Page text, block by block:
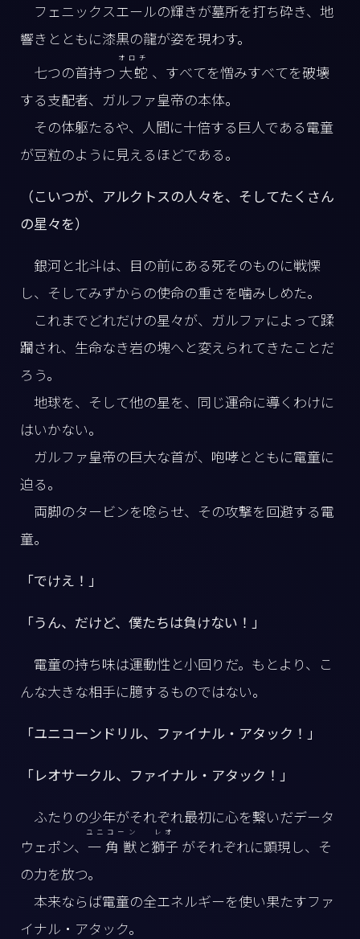
フェニックスエールの輝きが墓所を打ち砕き、地
響きとともに漆黒の龍が姿を現わす。
七つの首持つ 大蛇
オロチ
する支配者、ガルファ皇帝の本体。
その体躯たるや、人間に十倍する巨人である電童
が豆粒のように見えるほどである。
（こいつが、アルクトスの人々を、そしてたくさん
の星々を）
銀河と北斗は、目の前にある死そのものに戦慄
し、そしてみずからの使命の重さを噛みしめた。
これまでどれだけの星々が、ガルファによって蹂
躙され、生命なき岩の塊へと変えられてきたことだ
ろう。
地球を、そして他の星を、同じ運命に導くわけに
はいかない。
ガルファ皇帝の巨大な首が、咆哮とともに電童に
迫る。
両脚のタービンを唸らせ、その攻撃を回避する電
童。
「でけえ！」
「うん、だけど、僕たちは負けない！」
電童の持ち味は運動性と小回りだ。もとより、こ
んな大きな相手に臆するものではない。
「ユニコーンドリル、ファイナル・アタック！」
「レオサークル、ファイナル・アタック！」
ふたりの少年がそれぞれ最初に心を繋いだデータ
ウェポン、 一角獣
ユニコーン
と獅子
レオ
がそれぞれに顕現し、そ
の力を放つ。
本来ならば電童の全エネルギーを使い果たすファ
イナル・アタック。